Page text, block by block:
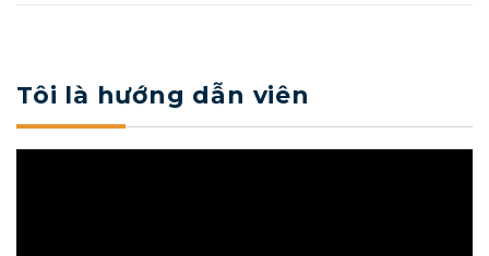
Tôi là hướng dẫn viên